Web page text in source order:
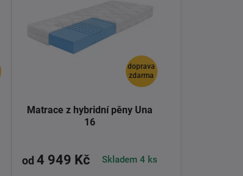
doprava
zdarma
Matrace z hybridní pěny Una
16
od 4 949 Kč Skladem 4 ks